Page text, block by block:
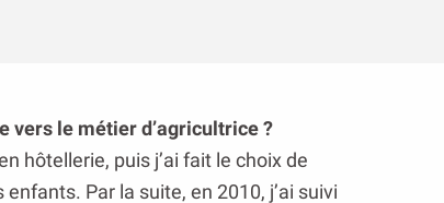
vers le métier d’agricultrice ?
hôtellerie, puis j’ai fait le choix de
enfants. Par la suite, en 2010, j’ai suivi